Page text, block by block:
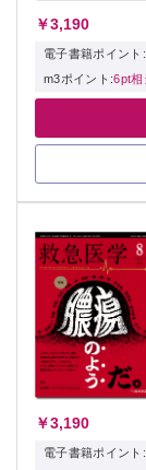
￥3,190
電子書籍ポイント:
m3ポイント:6pt相
￥3,190
電子書籍ポイント: